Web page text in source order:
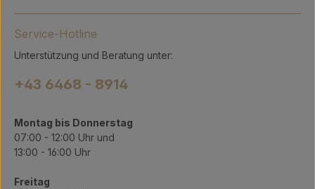
Service-Hotline
Unterstützung und Beratung unter:
+43 6468 - 8914
Montag bis Donnerstag
07:00 - 12:00 Uhr und
13:00 - 16:00 Uhr
Freitag